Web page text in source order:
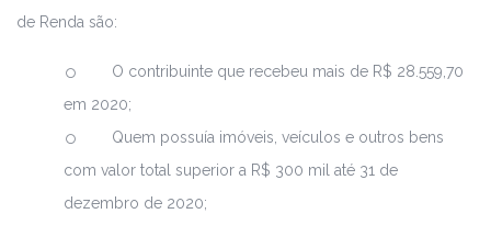
de Renda são:
O contribuinte que recebeu mais de R$ 28.559,70
em 2020;
Quem possuía imóveis, veículos e outros bens
com valor total superior a R$ 300 mil até 31 de
dezembro de 2020;